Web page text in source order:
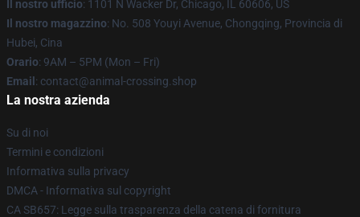
Il nostro ufficio: 1101 N Wacker Dr, Chicago, IL 60606, US
Il nostro magazzino: No. 508 Youyi Avenue, Chongqing, Provincia di
Hubei, Cina
Orario: 9AM – 5PM (Mon – Fri)
Email : contact@animal-crossing.shop
La nostra azienda
Su di noi
Termini e condizioni
Informativa sulla privacy
DMCA - Informativa sul copyright
CA SB657: Legge sulla trasparenza della catena di fornitura